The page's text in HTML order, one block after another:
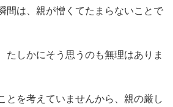
間は、親が憎くてたまらないことで
たしかにそう思うのも無理はありま
とを考えていませんから、親の厳し